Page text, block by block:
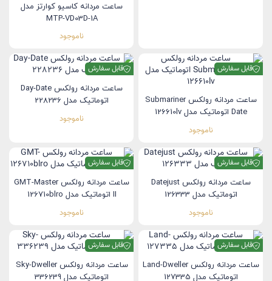
ساعت مردانه کاسیو کوارتز مدل
MTP-VD03D-1A
ناموجود
قابل سفارش
ساعت مردانه رولکس Submariner
Date اتوماتیک مدل 126610lv
ناموجود
قابل سفارش
ساعت مردانه رولکس Day-Date
اتوماتیک مدل 228236
ناموجود
قابل سفارش
ساعت مردانه رولکس Datejust
اتوماتیک مدل 126333
ناموجود
قابل سفارش
ساعت مردانه رولکس GMT-Master
II اتوماتیک مدل 126710blro
ناموجود
قابل سفارش
ساعت مردانه رولکس Land-Dweller
اتوماتیک مدل 127335
قابل سفارش
ساعت مردانه رولکس Sky-Dweller
اتوماتیک مدل 336239